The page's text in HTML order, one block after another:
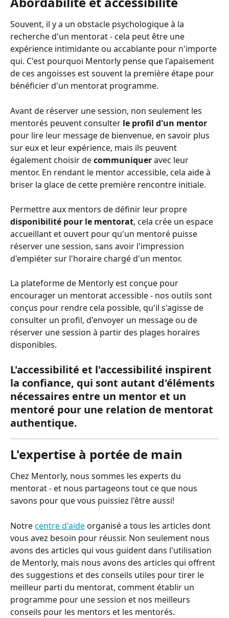
Souvent, il y a un obstacle psychologique à la
recherche d'un mentorat - cela peut être une
expérience intimidante ou accablante pour n'importe
qui. C'est pourquoi Mentorly pense que l'apaisement
de ces angoisses est souvent la première étape pour
bénéficier d'un mentorat programme.
Avant de réserver une session, non seulement les
mentorés peuvent consulter le profil d'un mentor
pour lire leur message de bienvenue, en savoir plus
sur eux et leur expérience, mais ils peuvent
également choisir de communiquer avec leur
mentor. En rendant le mentor accessible, cela aide à
briser la glace de cette première rencontre initiale.
Permettre aux mentors de définir leur propre
disponibilité pour le mentorat, cela crée un espace
accueillant et ouvert pour qu'un mentoré puisse
réserver une session, sans avoir l'impression
d'empiéter sur l'horaire chargé d'un mentor.
La plateforme de Mentorly est conçue pour
encourager un mentorat accessible - nos outils sont
conçus pour rendre cela possible, qu'il s'agisse de
consulter un profil, d'envoyer un message ou de
réserver une session à partir des plages horaires
disponibles.
L'accessibilité et l'accessibilité inspirent
la confiance, qui sont autant d'éléments
nécessaires entre un mentor et un
mentoré pour une relation de mentorat
authentique.
L'expertise à portée de main
Chez Mentorly, nous sommes les experts du
mentorat - et nous partageons tout ce que nous
savons pour que vous puissiez l'être aussi!
Notre centre d'aide organisé a tous les articles dont
vous avez besoin pour réussir. Non seulement nous
avons des articles qui vous guident dans l'utilisation
de Mentorly, mais nous avons des articles qui offrent
des suggestions et des conseils utiles pour tirer le
meilleur parti du mentorat, comment établir un
programme pour une session et nos meilleurs
conseils pour les mentors et les mentorés.